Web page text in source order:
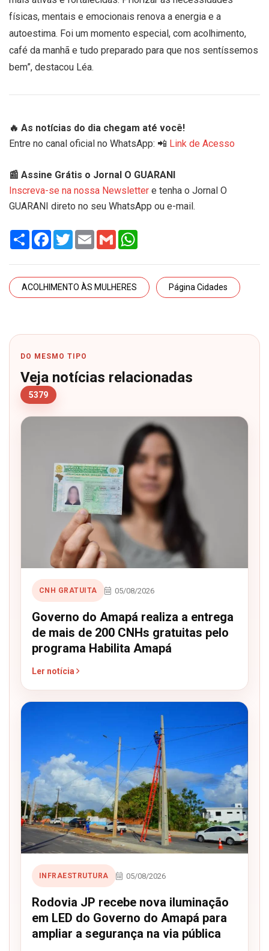
físicas, mentais e emocionais renova a energia e a
autoestima. Foi um momento especial, com acolhimento,
café da manhã e tudo preparado para que nos sentíssemos
bem”, destacou Léa.
As participantes puderam fazer
massagem
🔥 As notícias do dia chegam até você!
Entre no canal oficial no WhatsApp: 📲 Link de Acesso
📰 Assine Grátis o Jornal O GUARANI
Inscreva-se na nossa Newsletter e tenha o Jornal O
GUARANI direto no seu WhatsApp ou e-mail.
Share Facebook
TwitterEmail Gmail
ACOLHIMENTO ÀS MULHERES Página Cidades
DO MESMO TIPO
Veja notícias relacionadas
5379
CNH GRATUITA 05/08/2026
Governo do Amapá realiza a entrega
de mais de 200 CNHs gratuitas pelo
programa Habilita Amapá
Ler notícia
INFRAESTRUTURA 05/08/2026
Rodovia JP recebe nova iluminação
em LED do Governo do Amapá para
ampliar a segurança na via pública